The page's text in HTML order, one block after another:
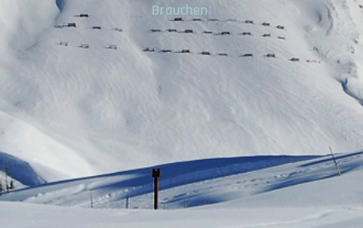
Brauchen!